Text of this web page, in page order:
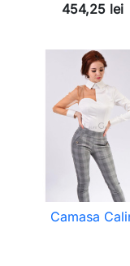
454,25 lei
Camasa